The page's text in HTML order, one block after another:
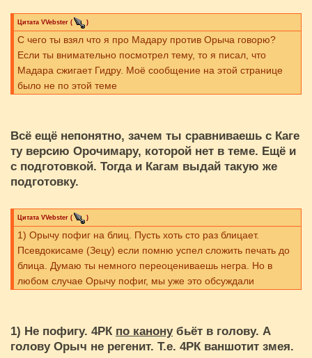
Цитата VVebster ( )
С чего ты взял что я про Мадару против Орыча говорю?
Если ты внимательно посмотрел тему, то я писал, что
Мадара сжигает Гидру. Моё сообщение на этой странице
было не по этой теме
Всё ещё непонятно, зачем ты сравниваешь с Каге
ту версию Орочимару, которой нет в теме. Ещё и
с подготовкой. Тогда и Кагам выдай такую же
подготовку.
Цитата VVebster ( )
1) Орычу пофиг на блиц. Пусть хоть сто раз блицает.
Псевдокисаме (Зецу) если помню успел сложить печать до
блица. Думаю ты немного переоцениваешь негра. Но в
любом случае Орычу пофиг, мы уже это обсуждали
1) Не пофигу. 4РК по канонубьёт в голову. А
голову Орыч не регенит. Т.е. 4РК ваншотит змея.